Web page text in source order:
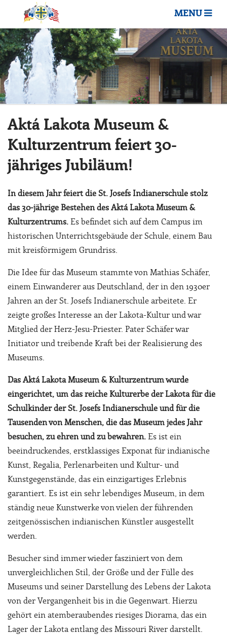
MENU
Aktá Lakota Museum &
Kulturzentrum feiert 30-
jähriges Jubiläum!
In diesem Jahr feiert die St. Josefs Indianerschule stolz
das 30-jährige Bestehen des Aktá Lakota Museum &
Kulturzentrums. Es befindet sich auf dem Campus im
historischen Unterrichtsgebäude der Schule, einem Bau
mit kreisförmigem Grundriss.
Die Idee für das Museum stammte von Mathias Schäfer,
einem Einwanderer aus Deutschland, der in den 1930er
Jahren an der St. Josefs Indianerschule arbeitete. Er
zeigte großes Interesse an der Lakota-Kultur und war
Mitglied der Herz-Jesu-Priester. Pater Schäfer war
Initiator und treibende Kraft bei der Realisierung des
Museums.
Das Aktá Lakota Museum & Kulturzentrum wurde
eingerichtet, um das reiche Kulturerbe der Lakota für die
Schulkinder der St. Josefs Indianerschule und für die
Tausenden von Menschen, die das Museum jedes Jahr
besuchen, zu ehren und zu bewahren. Es ist ein
beeindruckendes, erstklassiges Exponat für indianische
Kunst, Regalia, Perlenarbeiten und Kultur- und
Kunstgegenstände, das ein einzigartiges Erlebnis
garantiert. Es ist ein sehr lebendiges Museum, in dem
ständig neue Kunstwerke von vielen der führenden
zeitgenössischen indianischen Künstler ausgestellt
werden.
Besucher sind immer wieder fasziniert von dem
unvergleichlichen Stil, der Größe und der Fülle des
Museums und seiner Darstellung des Lebens der Lakota
von der Vergangenheit bis in die Gegenwart. Hierzu
gehört ein atemberaubendes riesiges Diorama, das ein
Lager der Lakota entlang des Missouri River darstellt.